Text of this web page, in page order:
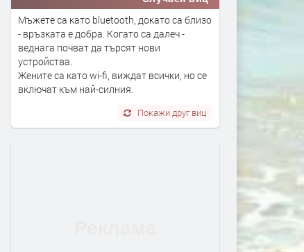
Трима футболисти са под
правомощия да
директор на МБАЛ –
Мъжете са като bluetooth, докато са близо
- връзката е добра. Когато са далеч -
веднага почват да търсят нови
устройства.
Жените са като wi-fi, виждат всички, но се
включат към най-силния.
Покажи друг виц